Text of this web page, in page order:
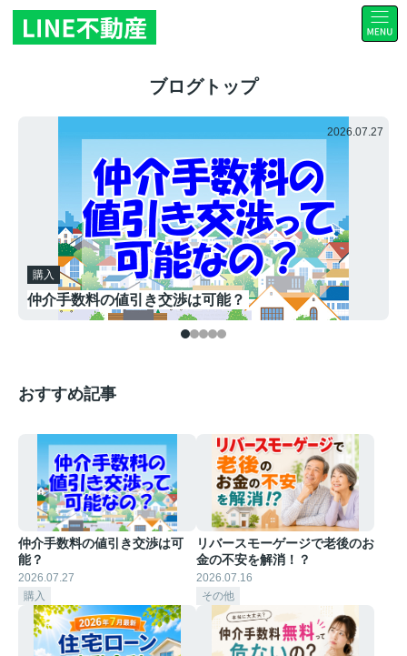
ブログトップ
2026.07.27
購入
仲介手数料の値引き交渉は可能？
おすすめ記事
仲介手数料の値引き交渉は可
能？
2026.07.27
購入
リバースモーゲージで老後のお
金の不安を解消！？
2026.07.16
その他